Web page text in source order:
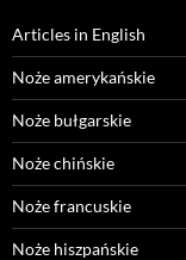
Articles in English
Noże amerykańskie
Noże bułgarskie
Noże chińskie
Noże francuskie
Noże hiszpańskie